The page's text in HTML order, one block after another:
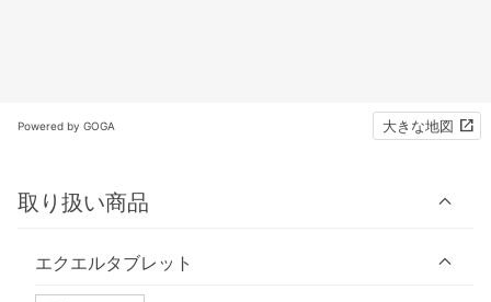
Powered by GOGA 大きな地図
取り扱い商品
エクエルタブレット